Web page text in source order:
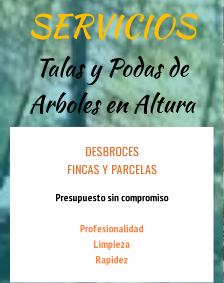
SERVICIOS
Talas y Podas de
Arboles en Altura
DESBROCES
FINCAS Y PARCELAS
Presupuesto sin compromiso
Profesionalidad
Limpieza
Rapidez